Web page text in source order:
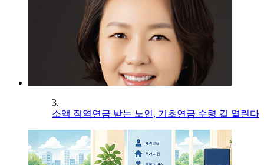
3.
소액 직역연금 받는 노인, 기초연금 수령 길 열린다